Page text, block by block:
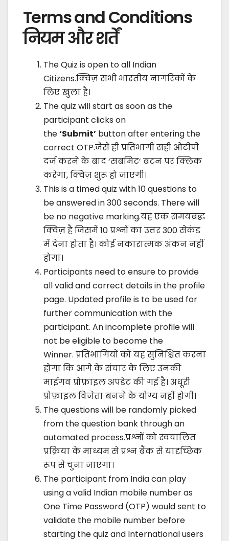
Terms and Conditions
नियम और शर्तें
The Quiz is open to all Indian
Citizens.क्विज़ सभी भारतीय नागरिकों के
लिए खुला है।
The quiz will start as soon as the
participant clicks on
the‘Submit’ button after entering the
correct OTP.जैसे ही प्रतिभागी सही ओटीपी
दर्ज करने के बाद ‘सबमिट’ बटन पर क्लिक
करेगा, क्विज़ शुरू हो जाएगी।
This is a timed quiz with 10 questions to
be answered in 300 seconds. There will
be no negative marking.यह एक समयबद्ध
क्विज़ है जिसमें 10 प्रश्नों का उत्तर 300 सेकंड
में देना होता है। कोई नकारात्मक अंकन नहीं
होगा।
Participants need to ensure to provide
all valid and correct details in the profile
page. Updated profile is to be used for
further communication with the
participant. An incomplete profile will
not be eligible to become the
Winner. प्रतिभागियों को यह सुनिश्चित करना
होगा कि आगे के संचार के लिए उनकी
माईगव प्रोफ़ाइल अपडेट की गई है। अधूरी
प्रोफ़ाइल विजेता बनने के योग्य नहीं होगी।
The questions will be randomly picked
from the question bank through an
automated process.प्रश्नों को स्वचालित
प्रक्रिया के माध्यम से प्रश्न बैंक से यादृच्छिक
रूप से चुना जाएगा।
The participant from India can play
using a valid Indian mobile number as
One Time Password (OTP) would sent to
validate the mobile number before
starting the quiz and International users